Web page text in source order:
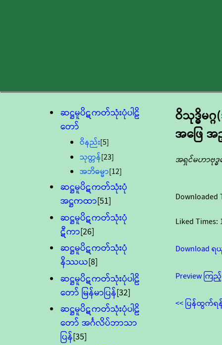
ဆဋ္ဌမူပိဋကတ်သုံးပုံပါဠိ
တော်
ဝိနည်း[5]
သုတ္တန်[23]
အဘိဓမ္မာ[12]
ဆဋ္ဌမူပိဋကတ်သုံးပုံ
အဋ္ဌကထာ[51]
ဆဋ္ဌမူပိဋကတ်သုံးပုံ
ဋီကာ[26]
ဆဋ္ဌမူပိဋကတ်သုံးပုံ
နိဿယ[8]
ဆဋ္ဌမူပိဋကတ်သုံးပုံပါဠိ
တော် မြန်မာပြန်[32]
ဆဋ္ဌမူပိဋကတ်သုံးပုံပါဠိ
တော် အင်္ဂလိပ်ဘာသာ
ပြန်[35]
ဝိသုဒ္ဓိမ
အဖြေ အ
အရှင်မဟာဗု
Downloaded
Liked Times:
Download
Preview ကြ
<< ပြန်ထွက်ရ